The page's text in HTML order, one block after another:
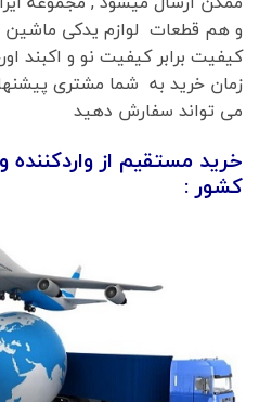
و هم قطعات لوازم یدکی ماشین
کیفیت برابر کیفیت نو و اکبند
زمان خرید به شما مشتری
می تواند سفارش دهید
خرید مستقیم از
کشور :